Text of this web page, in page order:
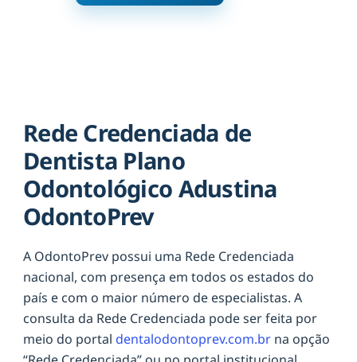
Rede Credenciada de
Dentista Plano
Odontológico Adustina
OdontoPrev
A OdontoPrev possui uma Rede Credenciada
nacional, com presença em todos os estados do
país e com o maior número de especialistas. A
consulta da Rede Credenciada pode ser feita por
meio do portal dentalodontoprev.com.br na opção